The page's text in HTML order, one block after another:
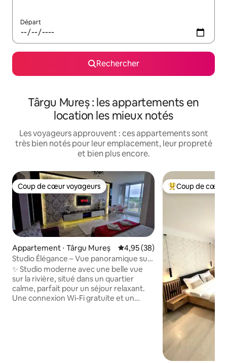
Départ
Rechercher
Târgu Mureș : les appartements en
location les mieux notés
Les voyageurs approuvent : ces appartements sont
très bien notés pour leur emplacement, leur propreté
et bien plus encore.
Coup de cœur voyageurs
Coup de cœur voyageurs
Appartement ⋅ Târgu Mureș Évaluation moyenne sur la
4,95 (38)
Studio Élégance – Vue panoramique sur
le fleuve
✨ Studio moderne avec une belle vue
sur la rivière, situé dans un quartier
calme, parfait pour un séjour relaxant.
Une connexion Wi-Fi gratuite et un
Coups de cœur
Coup de cœur